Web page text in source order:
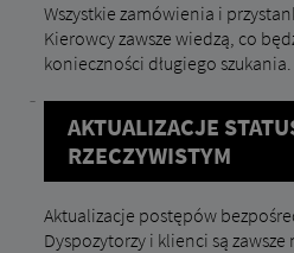
Wszystkie zamówienia i
Kierowcy zawsze wiedzą, co
konieczności długiego szukania.
AKTUALIZACJE
RZECZYWISTYM
Aktualizacje postępów
Dyspozytorzy i klienci są